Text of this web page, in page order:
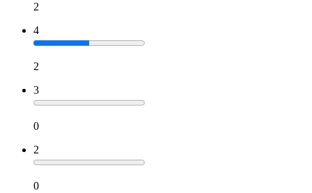
2
4
2
3
0
2
0